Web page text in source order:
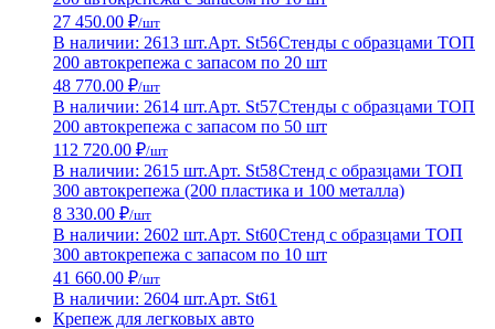
27 450.00 ₽/шт
В наличии: 2613 шт.Арт. St56Стенды с образцами ТОП
200 автокрепежа с запасом по 20 шт
48 770.00 ₽/шт
В наличии: 2614 шт.Арт. St57Стенды с образцами ТОП
200 автокрепежа с запасом по 50 шт
112 720.00 ₽/шт
В наличии: 2615 шт.Арт. St58Стенд с образцами ТОП
300 автокрепежа (200 пластика и 100 металла)
8 330.00 ₽/шт
В наличии: 2602 шт.Арт. St60Стенд с образцами ТОП
300 автокрепежа с запасом по 10 шт
41 660.00 ₽/шт
В наличии: 2604 шт.Арт. St61
Крепеж для легковых авто